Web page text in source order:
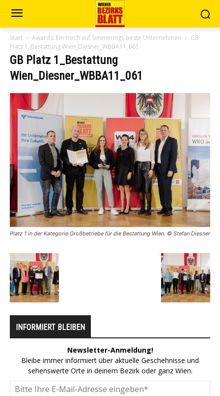
Start Awards: Ein Hoch auf Simmerings beste Unternehmen
GB
Platz 1_Bestattung Wien_Diesner_WBBA11_061
GB Platz 1_Bestattung
Wien_Diesner_WBBA11_061
Platz 1 in der Kategorie Großbetriebe für die Bestattung Wien. © Stefan Diesner
INFORMIERT BLEIBEN
Newsletter-Anmeldung!
Bleibe immer informiert über aktuelle Geschehnisse und
sehenswerte Orte in deinem Bezirk oder ganz Wien.